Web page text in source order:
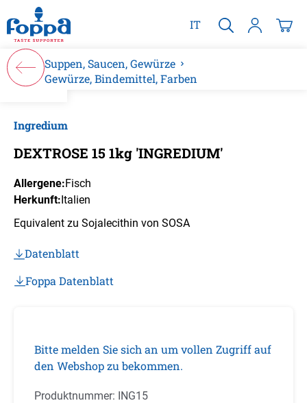
springen
IT
Suppen, Saucen, Gewürze
Gewürze, Bindemittel, Farben
Ingredium
DEXTROSE 15 1kg 'INGREDIUM'
Allergene:Fisch
Herkunft:Italien
Equivalent zu Sojalecithin von SOSA
Datenblatt
Foppa Datenblatt
Bitte melden Sie sich an um vollen Zugriff auf
den Webshop zu bekommen.
Produktnummer: ING15